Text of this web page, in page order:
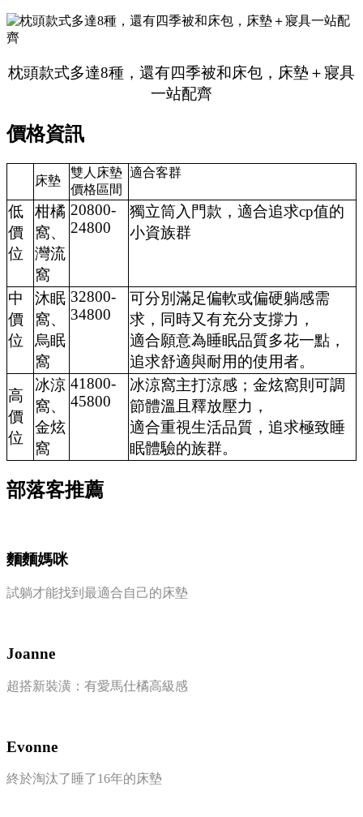
枕頭款式多達8種，還有四季被和床包，床墊＋寢具
一站配齊
價格資訊
床墊
雙人床墊
價格區間
適合客群
低
價
位
柑橘
窩、
灣流
窩
20800-
24800
獨立筒入門款，適合追求cp值的
小資族群
中
價
位
沐眠
窩、
烏眠
窩
32800-
34800
可分別滿足偏軟或偏硬躺感需
求，同時又有充分支撐力，
適合願意為睡眠品質多花一點，
追求舒適與耐用的使用者。
高
價
位
冰涼
窩、
金炫
窩
41800-
45800
冰涼窩主打涼感；金炫窩則可調
節體溫且釋放壓力，
適合重視生活品質，追求極致睡
眠體驗的族群。
部落客推薦
麵麵媽咪
試躺才能找到最適合自己的床墊
Joanne
超搭新裝潢：有愛馬仕橘高級感
Evonne
終於淘汰了睡了16年的床墊